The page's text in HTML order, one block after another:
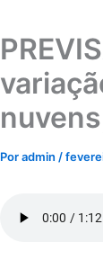
Poradmin /